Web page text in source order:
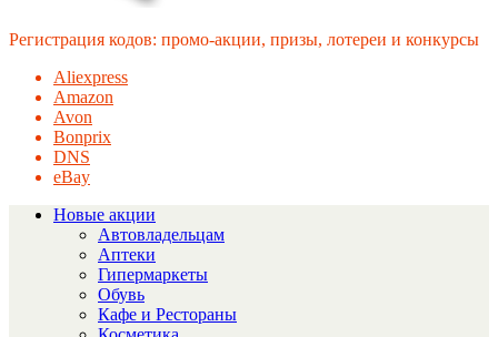
Регистрация кодов: промо-акции, призы, лотереи и конкурсы
Aliexpress
Amazon
Avon
Bonprix
DNS
eBay
Новые акции
Автовладельцам
Аптеки
Гипермаркеты
Обувь
Кафе и Рестораны